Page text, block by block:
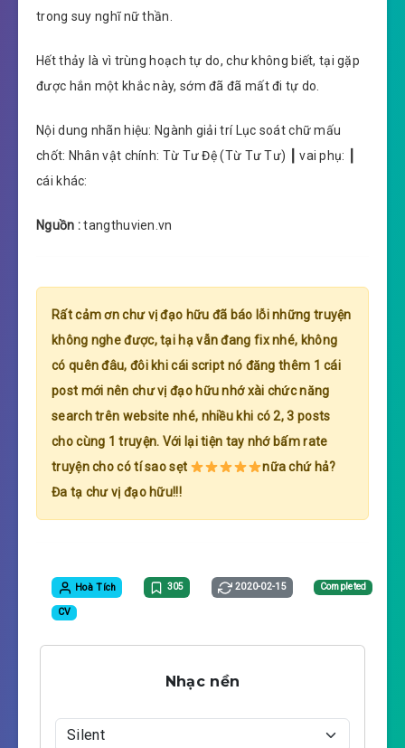
trong suy nghĩ nữ thần.
Hết thảy là vì trùng hoạch tự do, chư không biết, tại gặp
được hắn một khắc này, sớm đã đã mất đi tự do.
Nội dung nhãn hiệu: Ngành giải trí Lục soát chữ mấu
chốt: Nhân vật chính: Từ Tư Đệ (Từ Tư Tư) ┃ vai phụ: ┃
cái khác:
Nguồn :tangthuvien.vn
Rất cảm ơn chư vị đạo hữu đã báo lỗi những truyện
không nghe được, tại hạ vẫn đang fix nhé, không
có quên đâu, đôi khi cái script nó đăng thêm 1 cái
post mới nên chư vị đạo hữu nhớ xài chức năng
search trên website nhé, nhiều khi có 2, 3 posts
cho cùng 1 truyện. Với lại tiện tay nhớ bấm rate
truyện cho có tí sao sẹt
nữa chứ hả?
Đa tạ chư vị đạo hữu!!!
Hoà Tích 305 2020-02-15 Completed
CV
Nhạc nền